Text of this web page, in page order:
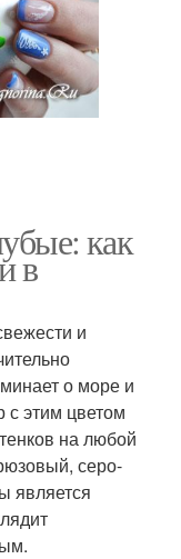
как
в
и
о море и
с этим цветом
на любой
серо-
является